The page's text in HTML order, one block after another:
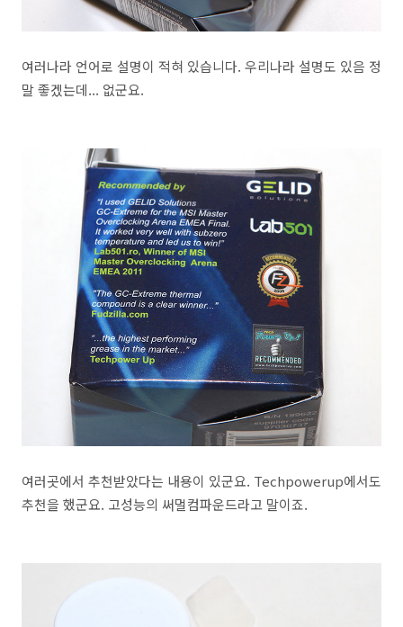
여러나라 언어로 설명이 적혀 있습니다. 우리나라 설명도 있음 정
말 좋겠는데... 없군요.
여러곳에서 추천받았다는 내용이 있군요. Techpowerup에서도
추천을 했군요. 고성능의 써멀컴파운드라고 말이죠.